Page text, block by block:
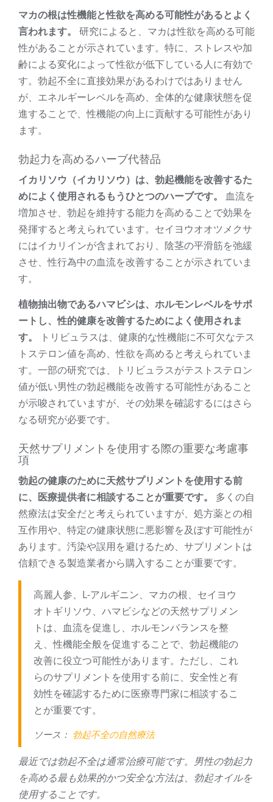
マカの根は性機能と性欲を高める可能性があるとよく
言われます。
研究によると、マカは性欲を高める可能
性があることが示されています。特に、ストレスや加
齢による変化によって性欲が低下している人に有効で
す。勃起不全に直接効果があるわけではありません
が、エネルギーレベルを高め、全体的な健康状態を促
進することで、性機能の向上に貢献する可能性があり
ます。
勃起力を高めるハーブ代替品
イカリソウ（イカリソウ）は、勃起機能を改善するた
めによく使用されるもうひとつのハーブです。
血流を
増加させ、勃起を維持する能力を高めることで効果を
発揮すると考えられています。セイヨウオオツメクサ
にはイカリインが含まれており、陰茎の平滑筋を弛緩
させ、性行為中の血流を改善することが示されていま
す。
植物抽出物であるハマビシは、ホルモンレベルをサポ
ートし、性的健康を改善するためによく使用されま
す。
トリビュラスは、健康的な性機能に不可欠なテス
トステロン値を高め、性欲を高めると考えられていま
す。一部の研究では、トリビュラスがテストステロン
値が低い男性の勃起機能を改善する可能性があること
が示唆されていますが、その効果を確認するにはさら
なる研究が必要です。
天然サプリメントを使用する際の重要な考慮事
項
勃起の健康のために天然サプリメントを使用する前
に、医療提供者に相談することが重要です。
多くの自
然療法は安全だと考えられていますが、処方薬との相
互作用や、特定の健康状態に悪影響を及ぼす可能性が
あります。汚染や誤用を避けるため、サプリメントは
信頼できる製造業者から購入することが重要です。
高麗人参、L-アルギニン、マカの根、セイヨウ
オトギリソウ、ハマビシなどの天然サプリメン
トは、血流を促進し、ホルモンバランスを整
え、性機能全般を促進することで、勃起機能の
改善に役立つ可能性があります。ただし、これ
らのサプリメントを使用する前に、安全性と有
効性を確認するために医療専門家に相談するこ
とが重要です。
ソース： 勃起不全の自然療法
最近では勃起不全は通常治療可能です。男性の勃起力
を高める最も効果的かつ安全な方法は、勃起オイルを
使用することです。